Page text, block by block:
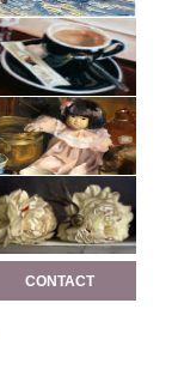
CONTACT